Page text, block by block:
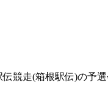
競走(箱根駅伝)の予